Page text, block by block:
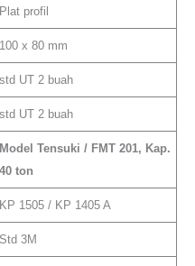
Plat profil
100 x 80 mm
std UT 2 buah
std UT 2 buah
Model Tensuki / FMT 201, Kap.
40 ton
KP 1505 / KP 1405 A
Std 3M